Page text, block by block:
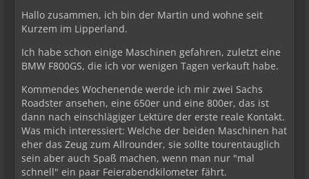
Hallo zusammen, ich bin der Martin und wohne seit
Kurzem im Lipperland.
Ich habe schon einige Maschinen gefahren, zuletzt eine
BMW F800GS, die ich vor wenigen Tagen verkauft habe.
Kommendes Wochenende werde ich mir zwei Sachs
Roadster ansehen, eine 650er und eine 800er, das ist
dann nach einschlägiger Lektüre der erste reale Kontakt.
Was mich interessiert: Welche der beiden Maschinen hat
eher das Zeug zum Allrounder, sie sollte tourentauglich
sein aber auch Spaß machen, wenn man nur "mal
schnell" ein paar Feierabendkilometer fährt.